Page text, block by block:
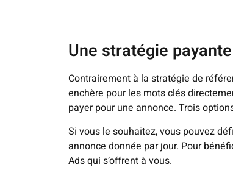
Une stratégie
Contrairement à la stratégie de
enchère pour les mots clés
payer pour une annonce. Trois
Si vous le souhaitez, vous pouvez
annonce donnée par jour. Pour
Ads qui s’offrent à vous.